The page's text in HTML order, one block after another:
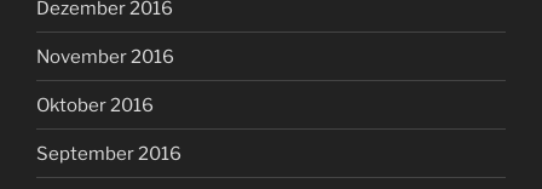
Dezember 2016
November 2016
Oktober 2016
September 2016